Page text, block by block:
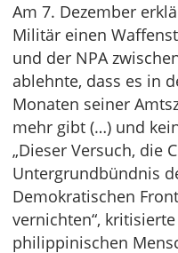
Am 7. Dezember
Militär einen
und der NPA
ablehnte, dass es in
Monaten seiner
mehr gibt (…) und
„Dieser Versuch, die
Untergrundbündnis
Demokratischen
vernichten“,
philippinischen